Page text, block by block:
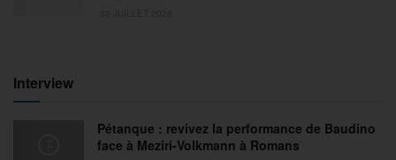
Interview
Pétanque : revivez la performance de Baudino
face à Meziri-Volkmann à Romans